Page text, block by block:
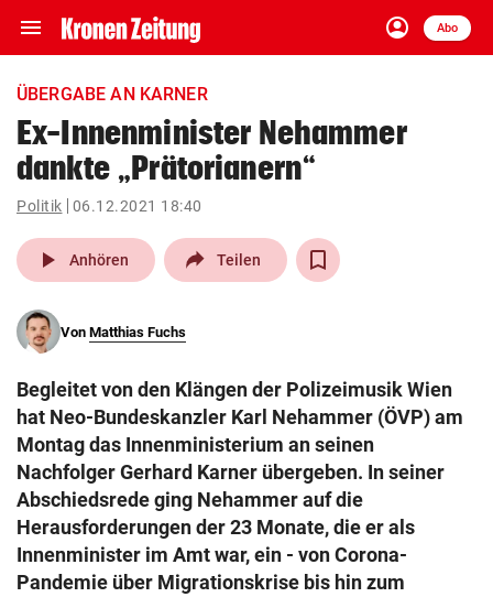
menu Navigation
ein-/ausklappen
account_circle
Anmelden
Abo
close Schließen
account_circle Anmelden
pin_drop
Wien arrow_right
search
eingeben
© Krone Multimedia GmbH & Co KG 2026
Muthgasse 2, 1190 Wien
ÜBERGABE AN KARNER
Ex-Innenminister Nehammer
dankte „Prätorianern“
Politik 06.12.2021 18:40
play_arrow Anhören Teilen
Von Matthias Fuchs
Begleitet von den Klängen der Polizeimusik Wien
hat Neo-Bundeskanzler Karl Nehammer (ÖVP) am
Montag das Innenministerium an seinen
Nachfolger Gerhard Karner übergeben. In seiner
Abschiedsrede ging Nehammer auf die
Herausforderungen der 23 Monate, die er als
Innenminister im Amt war, ein - von Corona-
Pandemie über Migrationskrise bis hin zum